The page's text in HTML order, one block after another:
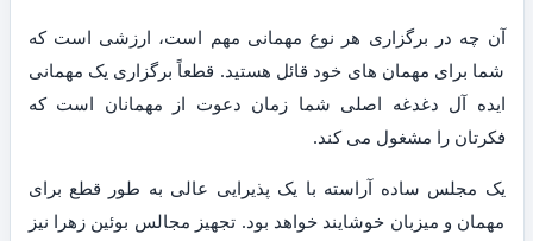
آن چه در برگزاری هر نوع مهمانی مهم است، ارزشی است که
شما برای مهمان های خود قائل هستید. قطعاً برگزاری یک مهمانی
ایده آل دغدغه اصلی شما زمان دعوت از مهمانان است که
فکرتان را مشغول می کند.
یک مجلس ساده آراسته با یک پذیرایی عالی به طور قطع برای
مهمان و میزبان خوشایند خواهد بود. تجهیز مجالس بوئین زهرا نیز